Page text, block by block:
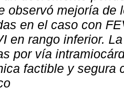
observó mejoría de
en el caso con
en rango inferior.
por vía
factible y segura